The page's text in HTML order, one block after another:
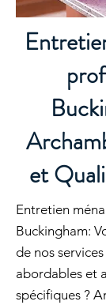
et
Entretien
Buckingham:
de nos
abordables et
spécifiques ?